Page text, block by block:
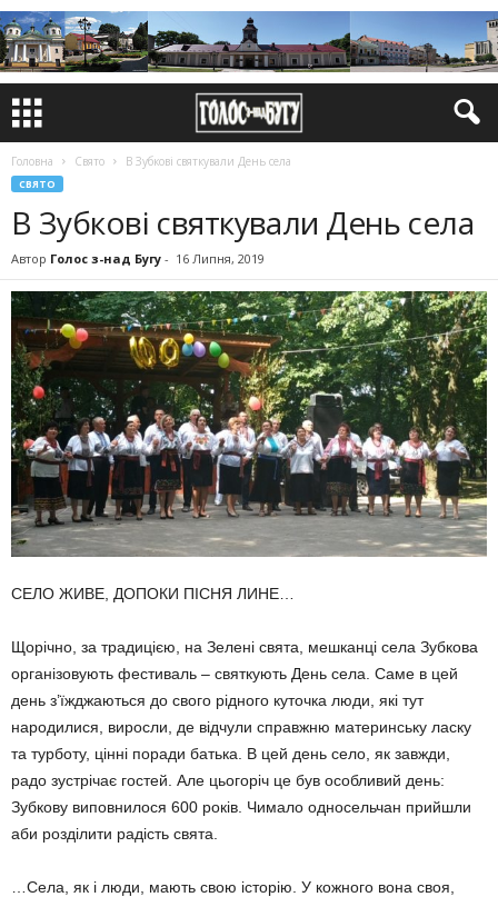
Головна Свято В Зубкові святкували День села
СВЯТО
В Зубкові святкували День села
Автор Голос з-над Бугу - 16 Липня, 2019
СЕЛО ЖИВЕ, ДОПОКИ ПІСНЯ ЛИНЕ…
Щорічно, за традицією, на Зелені свята, мешканці села Зубкова
організовують фестиваль – святкують День села. Саме в цей
день з’їжджаються до свого рідного куточка люди, які тут
народилися, виросли, де відчули справжню материнську ласку
та турботу, цінні поради батька. В цей день село, як завжди,
радо зустрічає гостей. Але цьогоріч це був особливий день:
Зубкову виповнилося 600 років. Чимало односельчан прийшли
аби розділити радість свята.
…Села, як і люди, мають свою історію. У кожного вона своя,